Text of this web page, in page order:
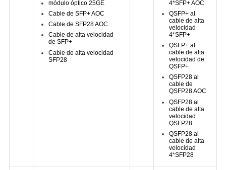
módulo óptico 25GE
Cable de SFP+ AOC
Cable de SFP28 AOC
Cable de alta velocidad
de SFP+
Cable de alta velocidad
SFP28
4*SFP+ AOC
QSFP+ al
cable de alta
velocidad
4*SFP+
QSFP+ al
cable de alta
velocidad de
QSFP+
QSFP28 al
cable de
QSFP28 AOC
QSFP28 al
cable de alta
velocidad
QSFP28
QSFP28 al
cable de alta
velocidad
4*SFP28